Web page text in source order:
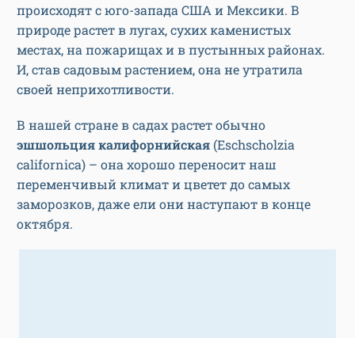
происходят с юго-запада США и Мексики. В
природе растет в лугах, сухих каменистых
местах, на пожарищах и в пустынных районах.
И, став садовым растением, она не утратила
своей неприхотливости.
В нашей стране в садах растет обычно
эшшольция калифорнийская (Eschscholzia
californica) – она хорошо переносит наш
переменчивый климат и цветет до самых
заморозков, даже ели они наступают в конце
октября.